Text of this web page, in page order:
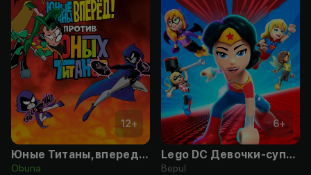
12+
Юные Титаны, вперед! против Юных Титанов
Obuna
6+
Lego DC Девочки-супергерои: Утечка мозгов
Bepul